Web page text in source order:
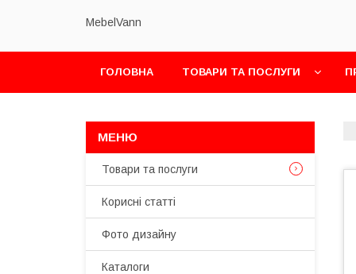
MebelVann
ГОЛОВНА ТОВАРИ ТА ПОСЛУГИ
Товари та послуги
Корисні статті
Фото дизайну
Каталоги